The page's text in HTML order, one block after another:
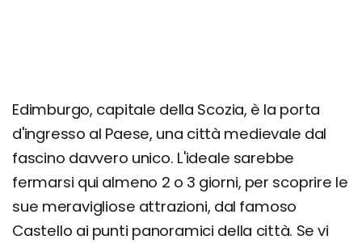
Edimburgo, capitale della Scozia, è la porta
d'ingresso al Paese, una città medievale dal
fascino davvero unico. L'ideale sarebbe
fermarsi qui almeno 2 o 3 giorni, per scoprire le
sue meravigliose attrazioni, dal famoso
Castello ai punti panoramici della città. Se vi